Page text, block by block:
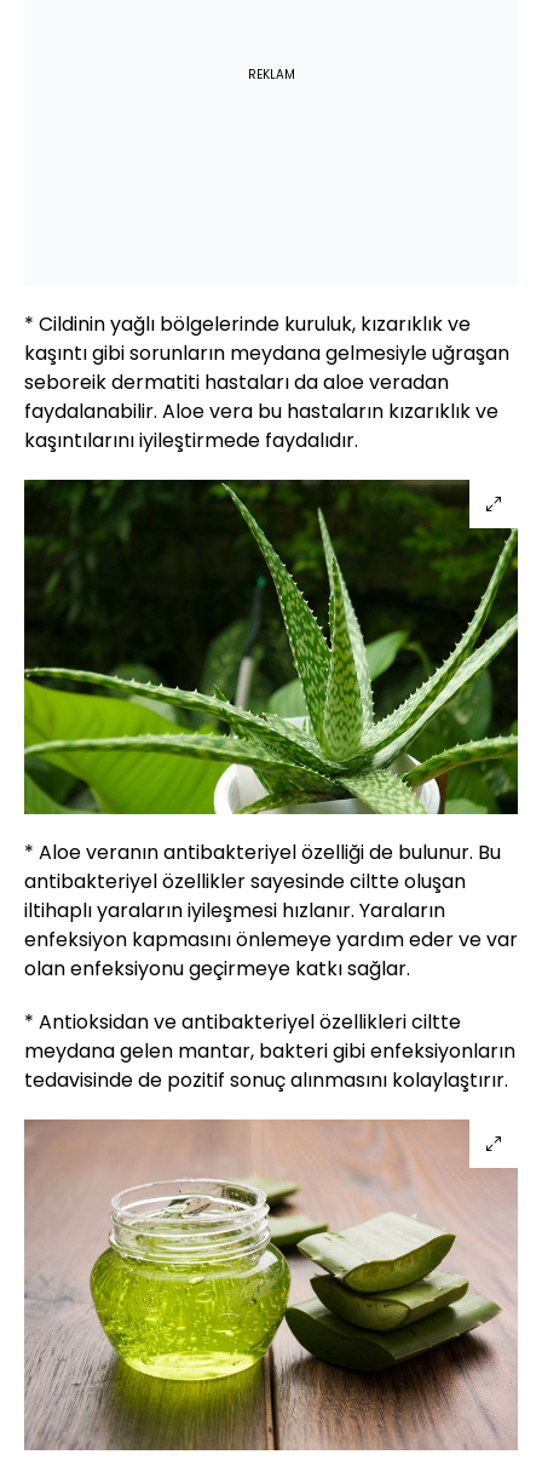
REKLAM
* Cildinin yağlı bölgelerinde kuruluk, kızarıklık ve
kaşıntı gibi sorunların meydana gelmesiyle uğraşan
seboreik dermatiti hastaları da aloe veradan
faydalanabilir. Aloe vera bu hastaların kızarıklık ve
kaşıntılarını iyileştirmede faydalıdır.
* Aloe veranın antibakteriyel özelliği de bulunur. Bu
antibakteriyel özellikler sayesinde ciltte oluşan
iltihaplı yaraların iyileşmesi hızlanır. Yaraların
enfeksiyon kapmasını önlemeye yardım eder ve var
olan enfeksiyonu geçirmeye katkı sağlar.
* Antioksidan ve antibakteriyel özellikleri ciltte
meydana gelen mantar, bakteri gibi enfeksiyonların
tedavisinde de pozitif sonuç alınmasını kolaylaştırır.